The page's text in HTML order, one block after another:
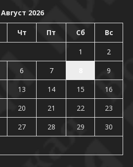
Август 2026
Чт Пт Сб Вс
1
2
6 7
9
13 14 15
16
20 21 22
23
27 28 29
30